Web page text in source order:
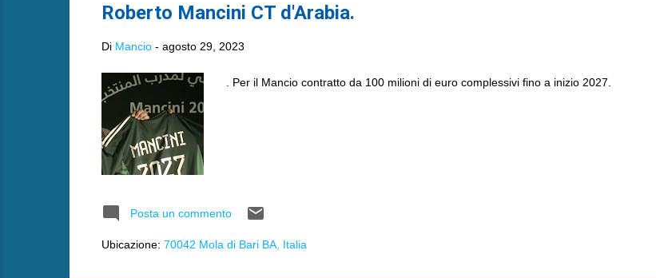
Roberto Mancini CT d'Arabia.
Di Mancio - agosto 29, 2023
. Per il Mancio contratto da 100 milioni di euro complessivi fino a inizio 2027.
Posta un commento
Ubicazione: 70042 Mola di Bari BA, Italia